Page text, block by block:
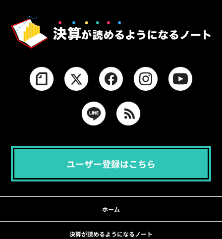
ユーザー登録はこちら
ホーム
決算が読めるようになるノート